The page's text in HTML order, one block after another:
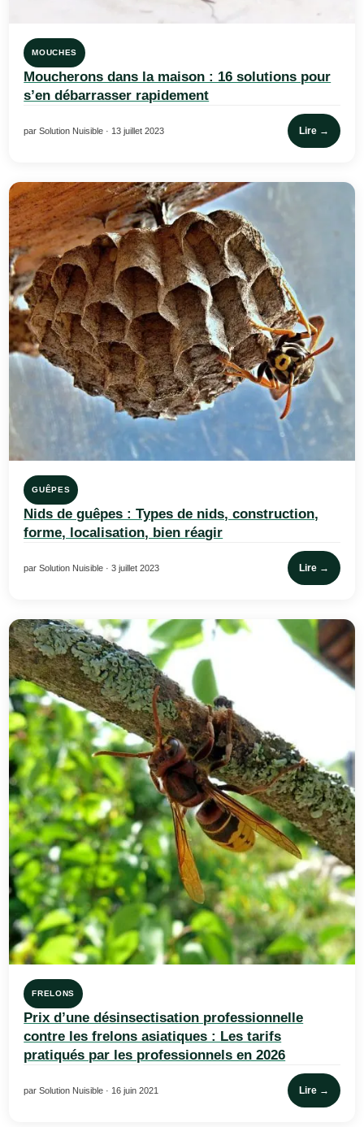
MOUCHES
Moucherons dans la maison : 16 solutions pour
s’en débarrasser rapidement
par Solution Nuisible · 13 juillet 2023 Lire →
GUÊPES
Nids de guêpes : Types de nids, construction,
forme, localisation, bien réagir
par Solution Nuisible · 3 juillet 2023 Lire →
FRELONS
Prix d’une désinsectisation professionnelle
contre les frelons asiatiques : Les tarifs
pratiqués par les professionnels en 2026
par Solution Nuisible · 16 juin 2021 Lire →